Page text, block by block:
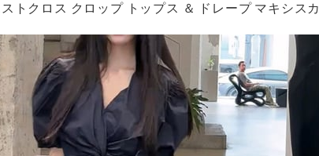
ストクロス クロップ トップス ＆ ドレープ マキシス